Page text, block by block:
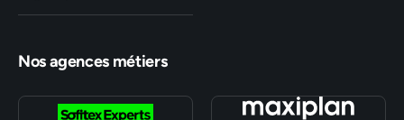
Nos agences métiers